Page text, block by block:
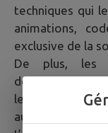
techniques qui
animations,
exclusive de la
De plus, les
documents,
le site sont la
autorisé la Mairie